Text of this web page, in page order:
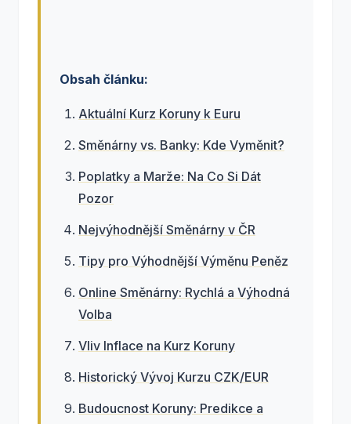
Obsah článku:
Aktuální Kurz Koruny k Euru
Směnárny vs. Banky: Kde Vyměnit?
Poplatky a Marže: Na Co Si Dát
Pozor
Nejvýhodnější Směnárny v ČR
Tipy pro Výhodnější Výměnu Peněz
Online Směnárny: Rychlá a Výhodná
Volba
Vliv Inflace na Kurz Koruny
Historický Vývoj Kurzu CZK/EUR
Budoucnost Koruny: Predikce a